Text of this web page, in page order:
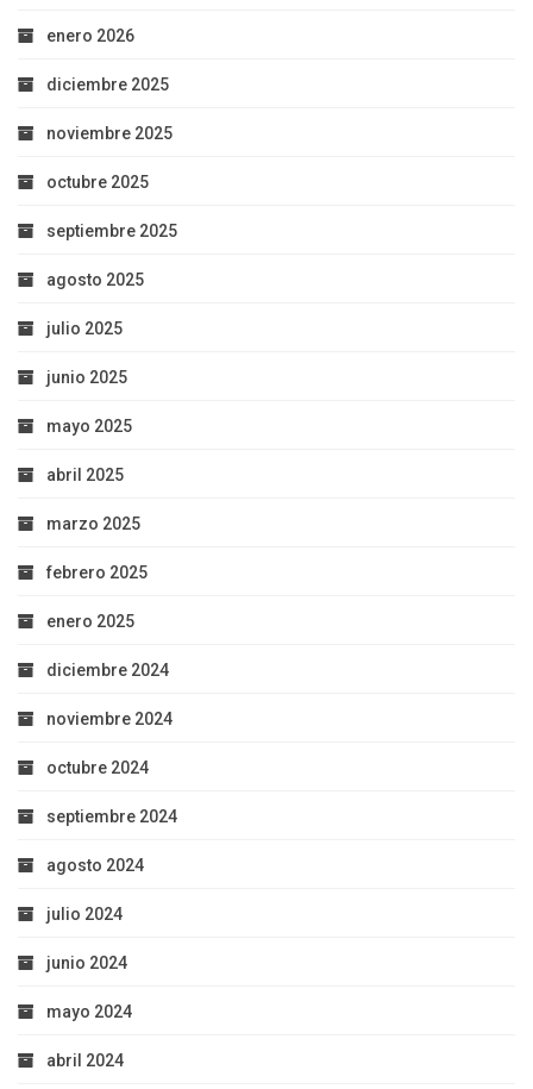
enero 2026
diciembre 2025
noviembre 2025
octubre 2025
septiembre 2025
agosto 2025
julio 2025
junio 2025
mayo 2025
abril 2025
marzo 2025
febrero 2025
enero 2025
diciembre 2024
noviembre 2024
octubre 2024
septiembre 2024
agosto 2024
julio 2024
junio 2024
mayo 2024
abril 2024